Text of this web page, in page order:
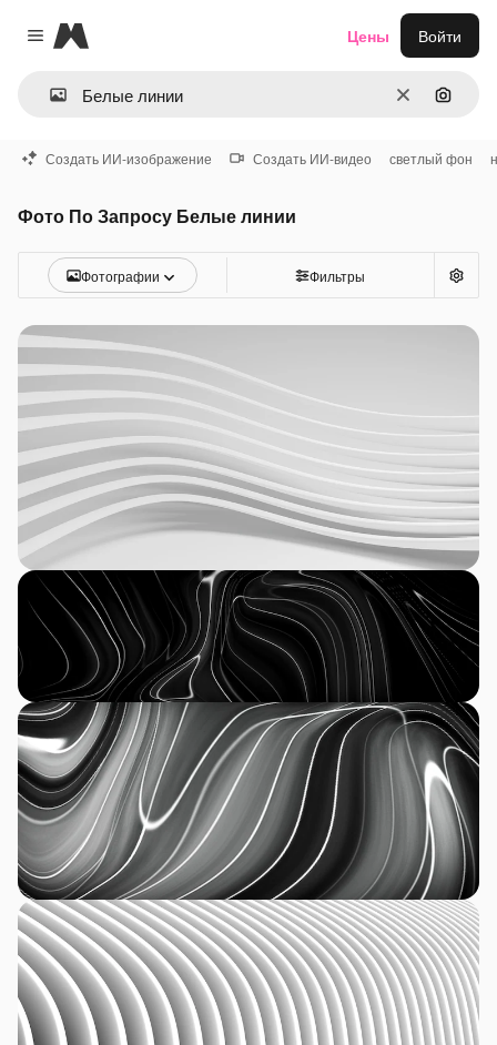
Close menu
Magnific
ОчиститьПоиск
Цены Войти
Создать ИИ-изображение Создать ИИ-видео светлый фон
Фото По Запросу Белые линии
Фотографии Фильтры